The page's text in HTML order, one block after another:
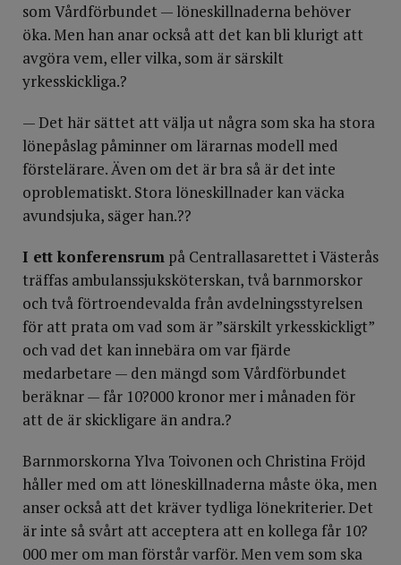
som Vårdförbundet — löneskillnaderna behöver
öka. Men han anar också att det kan bli klurigt att
avgöra vem, eller vilka, som är särskilt
yrkesskickliga.?
— Det här sättet att välja ut några som ska ha stora
lönepåslag påminner om lärarnas modell med
förstelärare. Även om det är bra så är det inte
oproblematiskt. Stora löneskillnader kan väcka
avundsjuka, säger han.??
I ett konferensrum på Centrallasarettet i Västerås
träffas ambulanssjuksköterskan, två barnmorskor
och två förtroendevalda från avdelningsstyrelsen
för att prata om vad som är ”särskilt yrkesskickligt”
och vad det kan innebära om var fjärde
medarbetare — den mängd som Vårdförbundet
beräknar — får 10?000 kronor mer i månaden för
att de är skickligare än andra.?
Barnmorskorna Ylva Toivonen och Christina Fröjd
håller med om att löneskillnaderna måste öka, men
anser också att det kräver tydliga löne­kriterier. Det
är inte så svårt att acceptera att en kollega får 10?
000 mer om man förstår varför. Men vem som ska